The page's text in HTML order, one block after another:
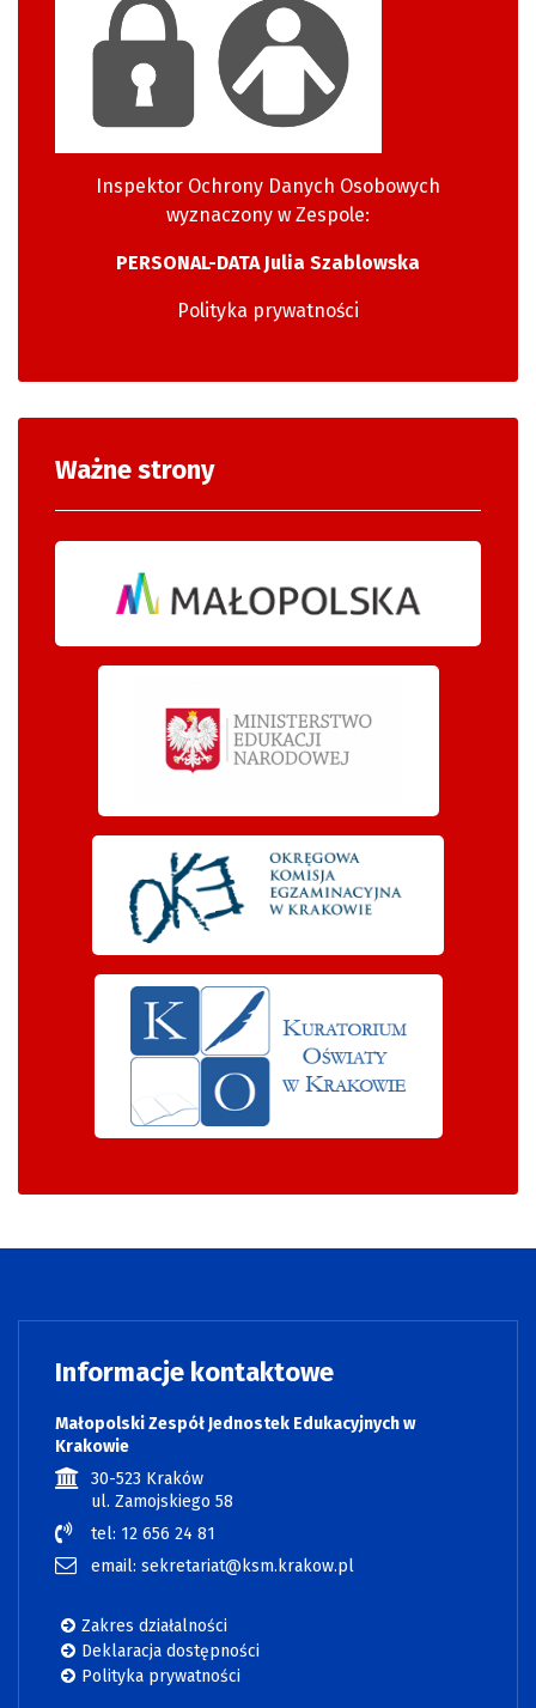
Inspektor Ochrony Danych Osobowych
wyznaczony w Zespole:
PERSONAL-DATA Julia Szablowska
Polityka prywatności
Ważne strony
Informacje kontaktowe
Małopolski Zespół Jednostek Edukacyjnych w
Krakowie
30-523 Kraków
ul. Zamojskiego 58
tel: 12 656 24 81
email: sekretariat@ksm.krakow.pl
Zakres działalności
Deklaracja dostępności
Polityka prywatności